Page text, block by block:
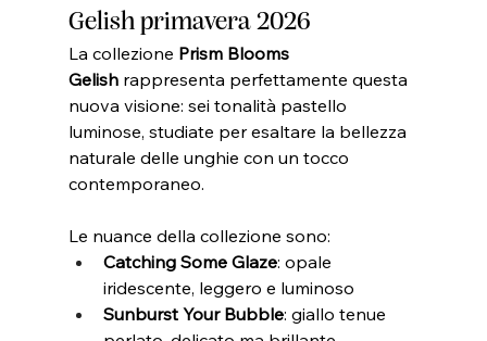
Gelish primavera 2026
La collezione Prism Blooms
Gelish rappresenta perfettamente questa
nuova visione: sei tonalità pastello
luminose, studiate per esaltare la bellezza
naturale delle unghie con un tocco
contemporaneo.
Le nuance della collezione sono:
Catching Some Glaze: opale
iridescente, leggero e luminoso
Sunburst Your Bubble: giallo tenue